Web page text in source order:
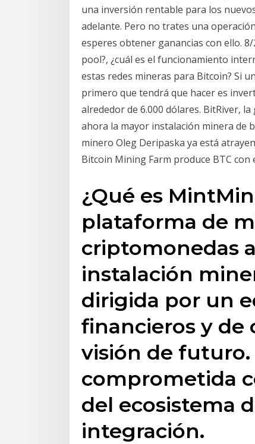
una inversión rentable para los
adelante. Pero no trates una
esperes obtener ganancias con ello.
pool?, ¿cuál es el funcionamiento
estas redes mineras para Bitcoin? Si
primero que tendrá que hacer es
alrededor de 6.000 dólares. BitRiver,
ahora la mayor instalación minera de
minero Oleg Deripaska ya está
Bitcoin Mining Farm produce BTC
¿Qué es
plataforma de
criptomonedas
instalación
dirigida por un
financieros y de
visión de
comprometida
del ecosistema
integración.